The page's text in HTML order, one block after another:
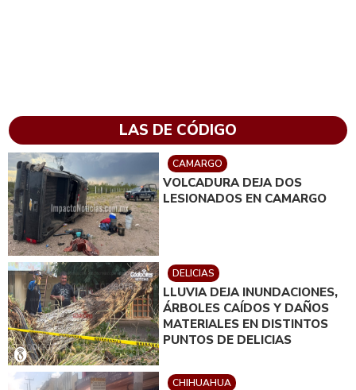
LAS DE CÓDIGO
CAMARGO
VOLCADURA DEJA DOS
LESIONADOS EN CAMARGO
DELICIAS
LLUVIA DEJA INUNDACIONES,
ÁRBOLES CAÍDOS Y DAÑOS
MATERIALES EN DISTINTOS
PUNTOS DE DELICIAS
CHIHUAHUA